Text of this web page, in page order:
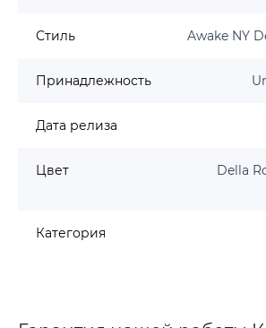
Стиль Awake NY
Принадлежность
Дата релиза
Цвет
Della
Категория